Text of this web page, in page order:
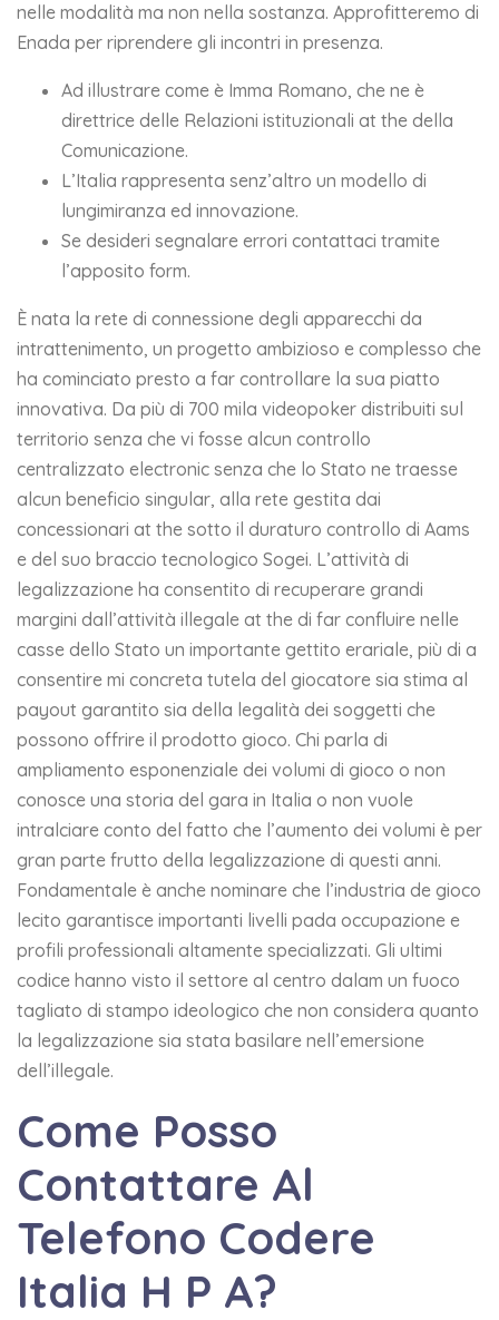
nelle modalità ma non nella sostanza. Approfitteremo di
Enada per riprendere gli incontri in presenza.
Ad illustrare come è Imma Romano, che ne è
direttrice delle Relazioni istituzionali at the della
Comunicazione.
L’Italia rappresenta senz’altro un modello di
lungimiranza ed innovazione.
Se desideri segnalare errori contattaci tramite
l’apposito form.
È nata la rete di connessione degli apparecchi da
intrattenimento, un progetto ambizioso e complesso che
ha cominciato presto a far controllare la sua piatto
innovativa. Da più di 700 mila videopoker distribuiti sul
territorio senza che vi fosse alcun controllo
centralizzato electronic senza che lo Stato ne traesse
alcun beneficio singular, alla rete gestita dai
concessionari at the sotto il duraturo controllo di Aams
e del suo braccio tecnologico Sogei. L’attività di
legalizzazione ha consentito di recuperare grandi
margini dall’attività illegale at the di far confluire nelle
casse dello Stato un importante gettito erariale, più di a
consentire mi concreta tutela del giocatore sia stima al
payout garantito sia della legalità dei soggetti che
possono offrire il prodotto gioco. Chi parla di
ampliamento esponenziale dei volumi di gioco o non
conosce una storia del gara in Italia o non vuole
intralciare conto del fatto che l’aumento dei volumi è per
gran parte frutto della legalizzazione di questi anni.
Fondamentale è anche nominare che l’industria de gioco
lecito garantisce importanti livelli pada occupazione e
profili professionali altamente specializzati. Gli ultimi
codice hanno visto il settore al centro dalam un fuoco
tagliato di stampo ideologico che non considera quanto
la legalizzazione sia stata basilare nell’emersione
dell’illegale.
Come Posso
Contattare Al
Telefono Codere
Italia H P A?